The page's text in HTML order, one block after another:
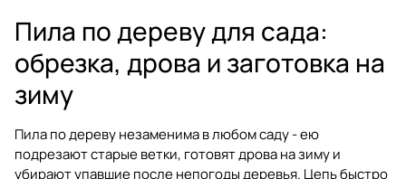
Пила по дереву для сада:
обрезка, дрова и заготовка на
зиму
Пила по дереву незаменима в любом саду - ею
подрезают старые ветки, готовят дрова на зиму и
убирают упавшие после непогоды деревья. Цепь быстро